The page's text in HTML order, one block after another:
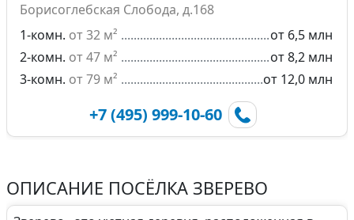
Борисоглебская Слобода, д.168
1-комн. от 32 м²
от 6,5 млн
2-комн. от 47 м²
от 8,2 млн
3-комн. от 79 м² от 12,0 млн
+7 (495) 999-10-60
ОПИСАНИЕ ПОСЁЛКА ЗВЕРЕВО